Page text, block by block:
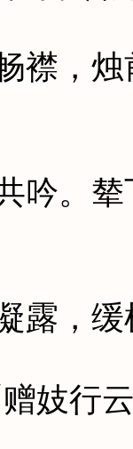
，烛
。辇
，缓
妓行